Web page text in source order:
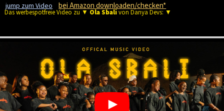
jump zum Video bei Amazon downloaden/checken*
Das werbespotfreie Video zu ▼ Ola Sbalivon Danya Devs: ▼